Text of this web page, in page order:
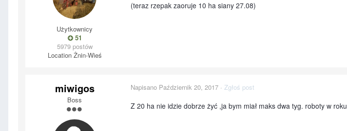
Użytkownicy
51
5979 postów
LocationŻnin-Wieś
(teraz rzepak zaoruje 10 ha siany 27.08)
miwigos
Boss
Napisano Październik 20, 2017 · Zgłoś post
Z 20 ha nie idzie dobrze żyć ,ja bym miał maks dwa tyg. roboty w roku